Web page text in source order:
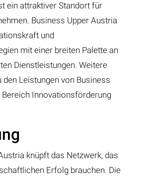
ein attraktiver Standort für
Business Upper Austria
und
mit einer breiten Palette an
Dienstleistungen. Weitere
Leistungen von Business
Innovationsförderung
knüpft das Netzwerk, das
Erfolg brauchen. Die